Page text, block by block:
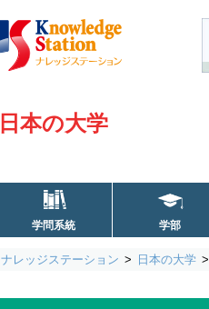
日本の大学
学問系統 学部
ナレッジステーション 日本の大学